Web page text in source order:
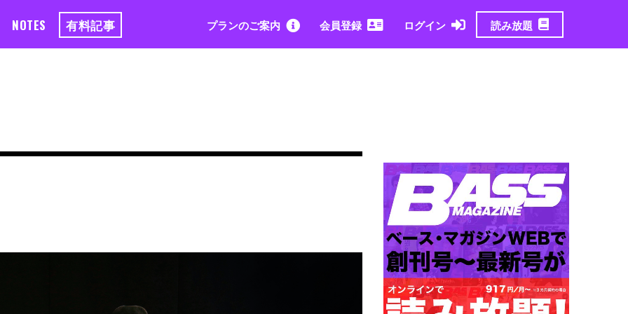
NOTES 有料記事 プランのご案内 会員登録 ログイン 読み放題